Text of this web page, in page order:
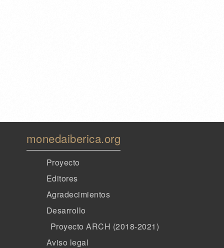
monedaiberica.org
Proyecto
Editores
Agradecimientos
Desarrollo
Proyecto ARCH (2018-2021)
Aviso legal